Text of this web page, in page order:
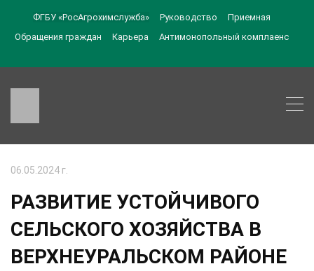
ФГБУ «РосАгрохимслужба» Руководство
Приемная
Обращения граждан
Карьера Антимонопольный комплаенс
06.05.2024 г.
РАЗВИТИЕ УСТОЙЧИВОГО
СЕЛЬСКОГО ХОЗЯЙСТВА В
ВЕРХНЕУРАЛЬСКОМ РАЙОНЕ